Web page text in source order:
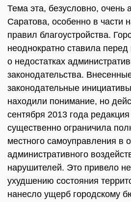
Тема эта, безусловно, очень
Саратова, особенно в части
правил благоустройства.
неоднократно ставила
о недостатках
законодательства.
законодательные
находили понимание, но
сентября 2013 года
существенно ограничила
местного самоуправления в
административного
нарушителей. Это привело
ухудшению состояния
нанесло ущерб городскому